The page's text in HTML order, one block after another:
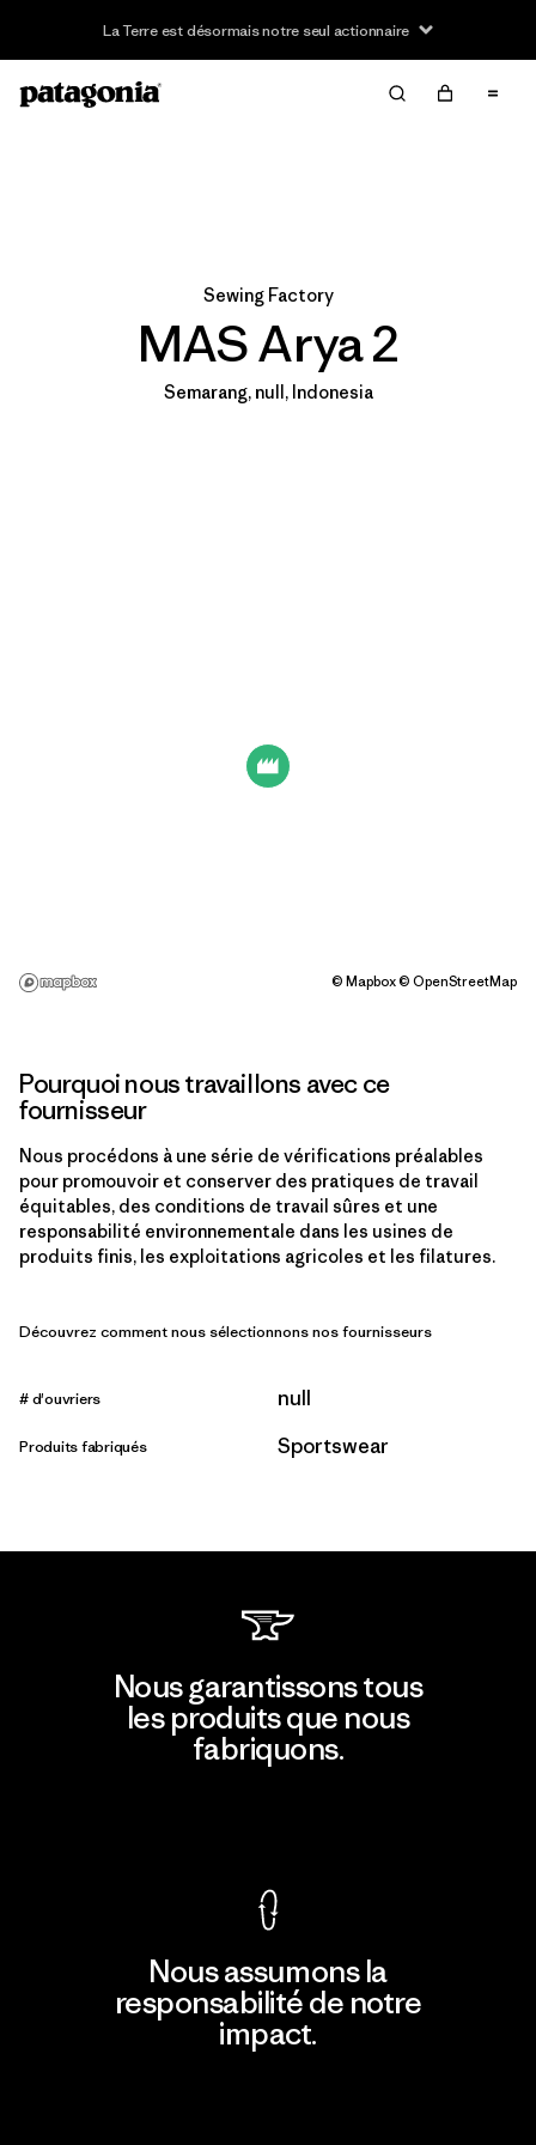
La Terre est désormais notre seul actionnaire
Sewing Factory
MAS Arya 2
Semarang, null, Indonesia
© Mapbox© OpenStreetMap
Pourquoi nous travaillons avec ce
fournisseur
Nous procédons à une série de vérifications préalables
pour promouvoir et conserver des pratiques de travail
équitables, des conditions de travail sûres et une
responsabilité environnementale dans les usines de
produits finis, les exploitations agricoles et les filatures.
Découvrez comment nous sélectionnons nos fournisseurs
# d'ouvriers null
Produits fabriqués Sportswear
Nous garantissons tous
les produits que nous
fabriquons.
Nous assumons la
responsabilité de notre
impact.